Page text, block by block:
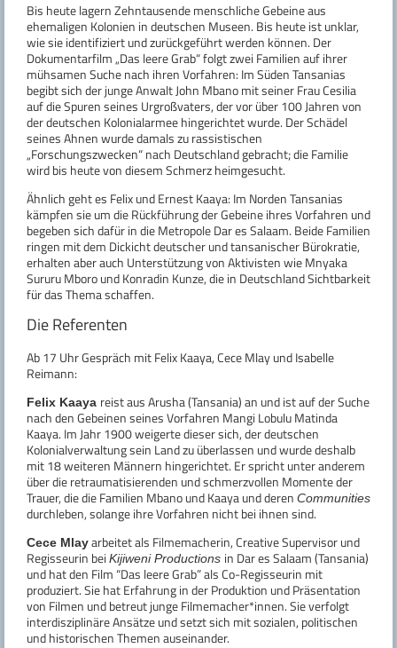
Bis heute lagern Zehntausende menschliche Gebeine aus
ehemaligen Kolonien in deutschen Museen. Bis heute ist unklar,
wie sie identifiziert und zurückgeführt werden können. Der
Dokumentarfilm „Das leere Grab“ folgt zwei Familien auf ihrer
mühsamen Suche nach ihren Vorfahren: Im Süden Tansanias
begibt sich der junge Anwalt John Mbano mit seiner Frau Cesilia
auf die Spuren seines Urgroßvaters, der vor über 100 Jahren von
der deutschen Kolonialarmee hingerichtet wurde. Der Schädel
seines Ahnen wurde damals zu rassistischen
„Forschungszwecken“ nach Deutschland gebracht; die Familie
wird bis heute von diesem Schmerz heimgesucht.
Ähnlich geht es Felix und Ernest Kaaya: Im Norden Tansanias
kämpfen sie um die Rückführung der Gebeine ihres Vorfahren und
begeben sich dafür in die Metropole Dar es Salaam. Beide Familien
ringen mit dem Dickicht deutscher und tansanischer Bürokratie,
erhalten aber auch Unterstützung von Aktivisten wie Mnyaka
Sururu Mboro und Konradin Kunze, die in Deutschland Sichtbarkeit
für das Thema schaffen.
Die Referenten
Ab 17 Uhr Gespräch mit Felix Kaaya, Cece Mlay und Isabelle
Reimann:
Felix Kaaya reist aus Arusha (Tansania) an und ist auf der Suche
nach den Gebeinen seines Vorfahren Mangi Lobulu Matinda
Kaaya. Im Jahr 1900 weigerte dieser sich, der deutschen
Kolonialverwaltung sein Land zu überlassen und wurde deshalb
mit 18 weiteren Männern hingerichtet. Er spricht unter anderem
über die retraumatisierenden und schmerzvollen Momente der
Trauer, die die Familien Mbano und Kaaya und deren Communities
durchleben, solange ihre Vorfahren nicht bei ihnen sind.
Cece Mlayarbeitet als Filmemacherin, Creative Supervisor und
Regisseurin bei Kijiweni Productions in Dar es Salaam (Tansania)
und hat den Film “Das leere Grab” als Co-Regisseurin mit
produziert. Sie hat Erfahrung in der Produktion und Präsentation
von Filmen und betreut junge Filmemacher*innen. Sie verfolgt
interdisziplinäre Ansätze und setzt sich mit sozialen, politischen
und historischen Themen auseinander.